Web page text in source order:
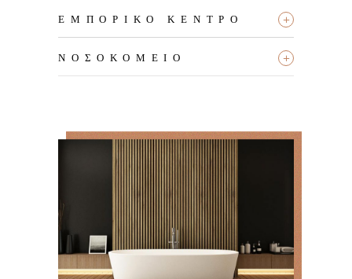
ΕΜΠΟΡΙΚΌ ΚΈΝΤΡΟ +
ΝΟΣΟΚΟΜΕΊΟ +